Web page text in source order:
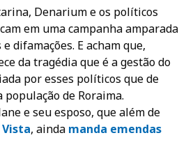
Denarium e os políticos
em uma campanha amparada
difamações. E acham que,
da tragédia que é a gestão do
por esses políticos que de
população de Roraima.
e seu esposo, que além de
, ainda manda emendas